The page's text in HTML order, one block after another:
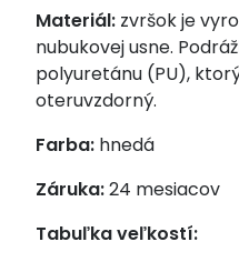
Materiál: zvršok je
nubukovej usne.
polyuretánu (PU),
oteruvzdorný.
Farba: hnedá
Záruka:24 mesiacov
Tabuľka veľkostí: